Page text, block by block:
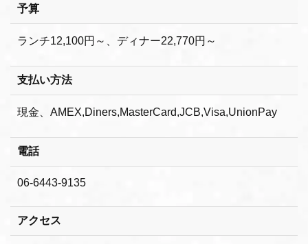
予算
ランチ12,100円～、ディナー22,770円～
支払い方法
現金、AMEX,Diners,MasterCard,JCB,Visa,UnionPay
電話
06-6443-9135
アクセス